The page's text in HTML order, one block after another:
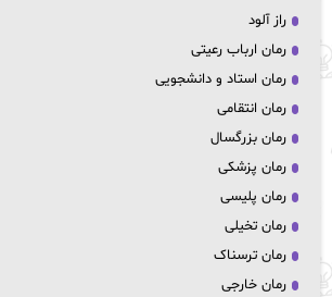
راز آلود
رمان ارباب رعیتی
رمان استاد و دانشجویی
رمان انتقامی
رمان بزرگسال
رمان پزشکی
رمان پلیسی
رمان تخیلی
رمان ترسناک
رمان خارجی